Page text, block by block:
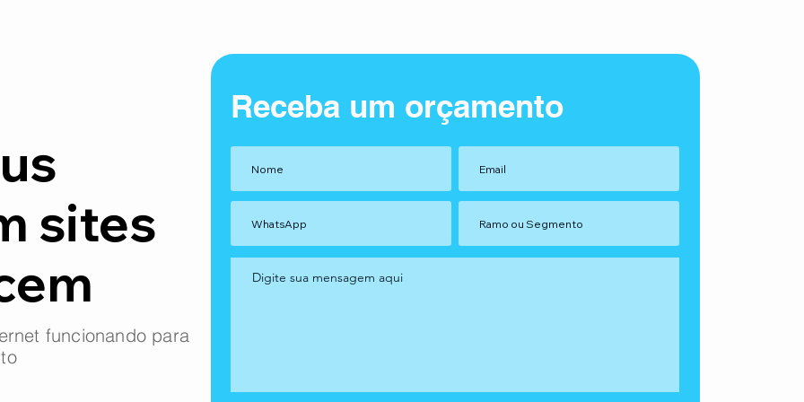
sites
funcionando para
Receba um orçamento